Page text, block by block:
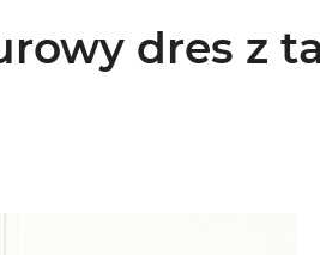
dres z